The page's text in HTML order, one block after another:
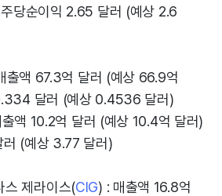
당순이익 2.65 달러 (예상 2.6
출액 67.3억 달러 (예상 66.9억
달러 (예상 0.4536 달러)
액 10.2억 달러 (예상 10.4억 달러)
(예상 3.77 달러)
스 제라이스(CIG) : 매출액 16.8억